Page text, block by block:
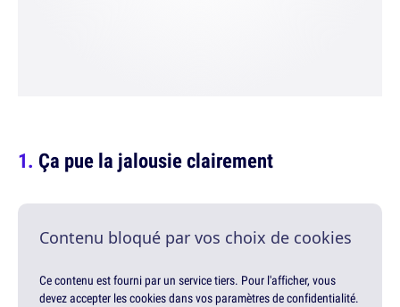
Ça pue la jalousie clairement
Contenu bloqué par vos choix de cookies
Ce contenu est fourni par un service tiers. Pour l'afficher, vous
devez accepter les cookies dans vos paramètres de confidentialité.